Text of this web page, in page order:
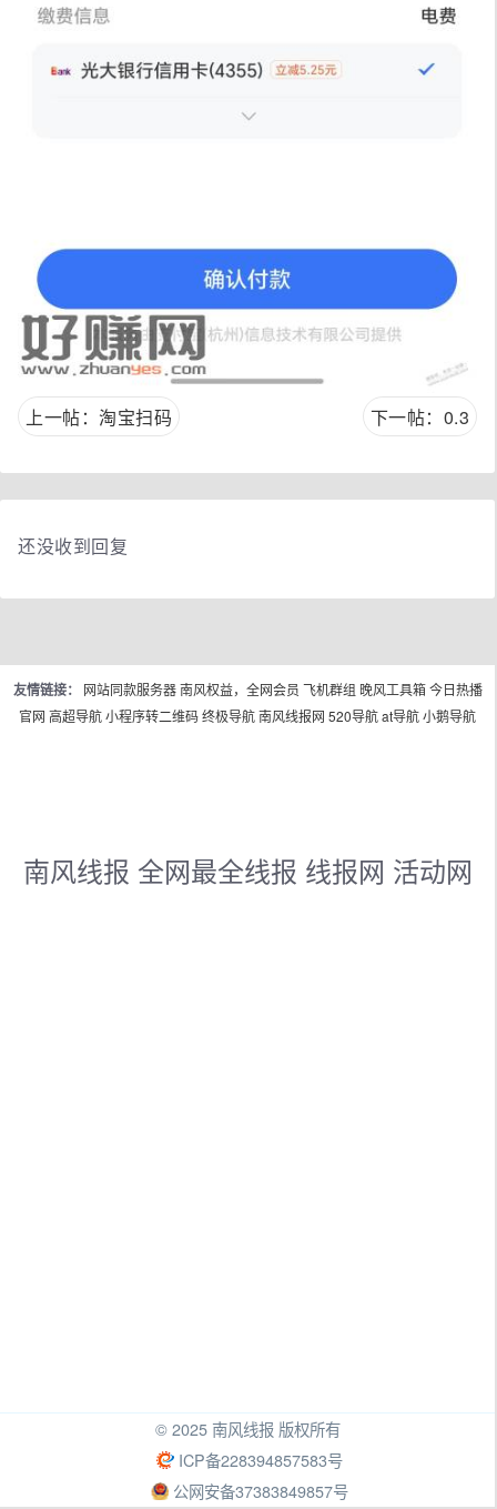
上一帖：淘宝扫码 下一帖：0.3
还没收到回复
友情链接： 网站同款服务器 南风权益，全网会员 飞机群组 晚风工具箱 今日热播
官网 高超导航小程序转二维码终极导航南风线报网 520导航at导航小鹅导航
南风线报 全网最全线报 线报网 活动网
© 2025 南风线报 版权所有
ICP备228394857583号
公网安备37383849857号